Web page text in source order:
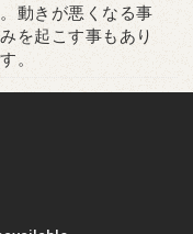
動きが悪くなる事
を起こす事もあり
。